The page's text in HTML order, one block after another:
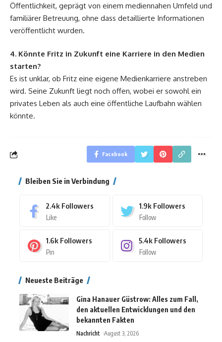
Öffentlichkeit, geprägt von einem mediennahen Umfeld und
familiärer Betreuung, ohne dass detaillierte Informationen
veröffentlicht wurden.
4. Könnte Fritz in Zukunft eine Karriere in den Medien
starten?
Es ist unklar, ob Fritz eine eigene Medienkarriere anstreben
wird. Seine Zukunft liegt noch offen, wobei er sowohl ein
privates Leben als auch eine öffentliche Laufbahn wählen
könnte.
Facebook
Bleiben Sie in Verbindung
2.4k Followers
Like
1.9k Followers
Follow
1.6k Followers
Pin
5.4k Followers
Follow
Neueste Beiträge
Gina Hanauer Güstrow: Alles zum Fall,
den aktuellen Entwicklungen und den
bekannten Fakten
Nachricht August 3, 2026